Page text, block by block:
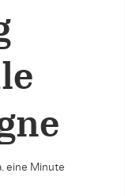
eine Minute